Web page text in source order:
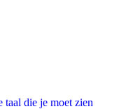
taal die je moet zien